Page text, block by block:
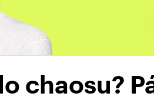
chaosu?